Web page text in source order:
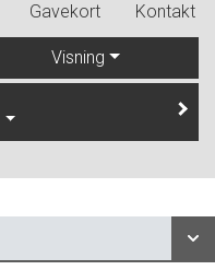
Gavekort Kontakt
Visning